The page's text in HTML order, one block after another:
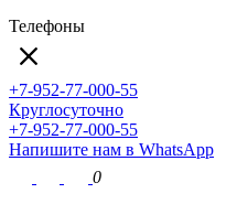
Телефоны
+7-952-77-000-55
Круглосуточно
+7-952-77-000-55
Напишите нам в WhatsApp
0